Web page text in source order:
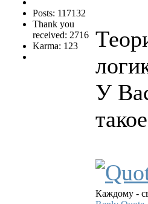
Posts: 117132
Thank you
received: 2716
Karma: 123
У
Каждому -